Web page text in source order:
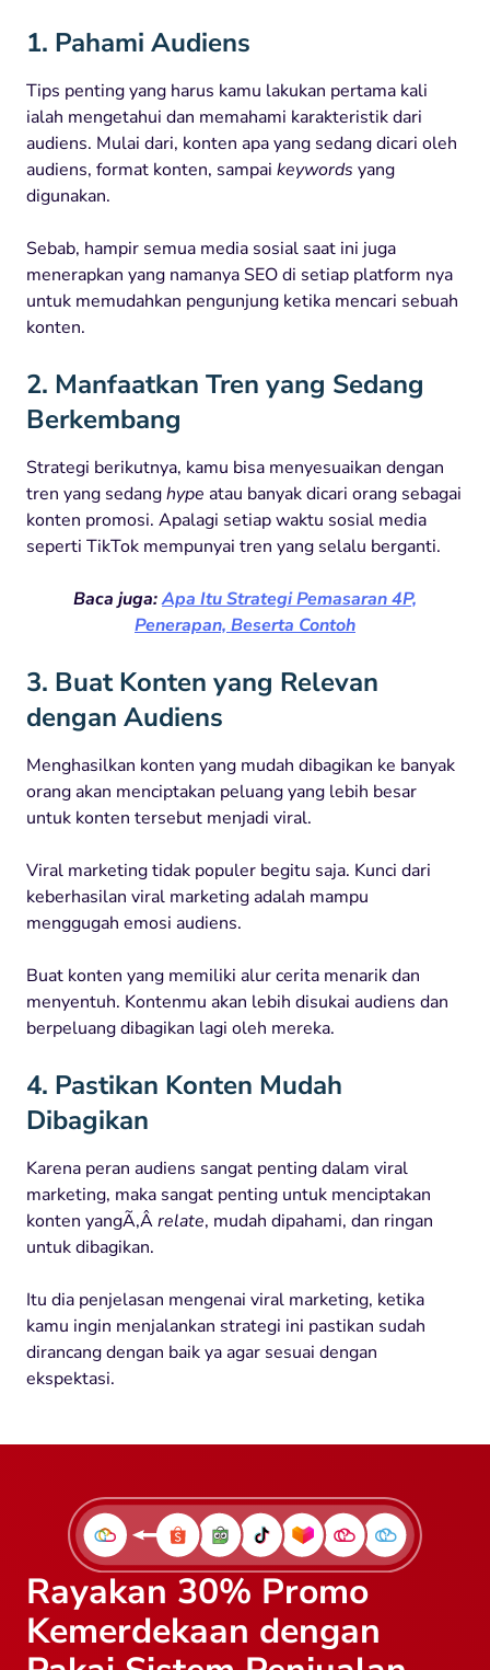
1. Pahami Audiens
Tips penting yang harus kamu lakukan pertama kali
ialah mengetahui dan memahami karakteristik dari
audiens. Mulai dari, konten apa yang sedang dicari oleh
audiens, format konten, sampai keywords yang
digunakan.
Sebab, hampir semua media sosial saat ini juga
menerapkan yang namanya SEO di setiap platform nya
untuk memudahkan pengunjung ketika mencari sebuah
konten.
2. Manfaatkan Tren yang Sedang
Berkembang
Strategi berikutnya, kamu bisa menyesuaikan dengan
tren yang sedanghype atau banyak dicari orang sebagai
konten promosi. Apalagi setiap waktu sosial media
seperti TikTok mempunyai tren yang selalu berganti.
Baca juga:Apa Itu Strategi Pemasaran 4P,
Penerapan, Beserta Contoh
3. Buat Konten yang Relevan
dengan Audiens
Menghasilkan konten yang mudah dibagikan ke banyak
orang akan menciptakan peluang yang lebih besar
untuk konten tersebut menjadi viral.
Viral marketing tidak populer begitu saja. Kunci dari
keberhasilan viral marketing adalah mampu
menggugah emosi audiens.
Buat konten yang memiliki alur cerita menarik dan
menyentuh. Kontenmu akan lebih disukai audiens dan
berpeluang dibagikan lagi oleh mereka.
4. Pastikan Konten Mudah
Dibagikan
Karena peran audiens sangat penting dalam viral
marketing, maka sangat penting untuk menciptakan
konten yangÃ‚Ârelate, mudah dipahami, dan ringan
untuk dibagikan.
Itu dia penjelasan mengenai viral marketing, ketika
kamu ingin menjalankan strategi ini pastikan sudah
dirancang dengan baik ya agar sesuai dengan
ekspektasi.
Rayakan 30% Promo
Kemerdekaan dengan